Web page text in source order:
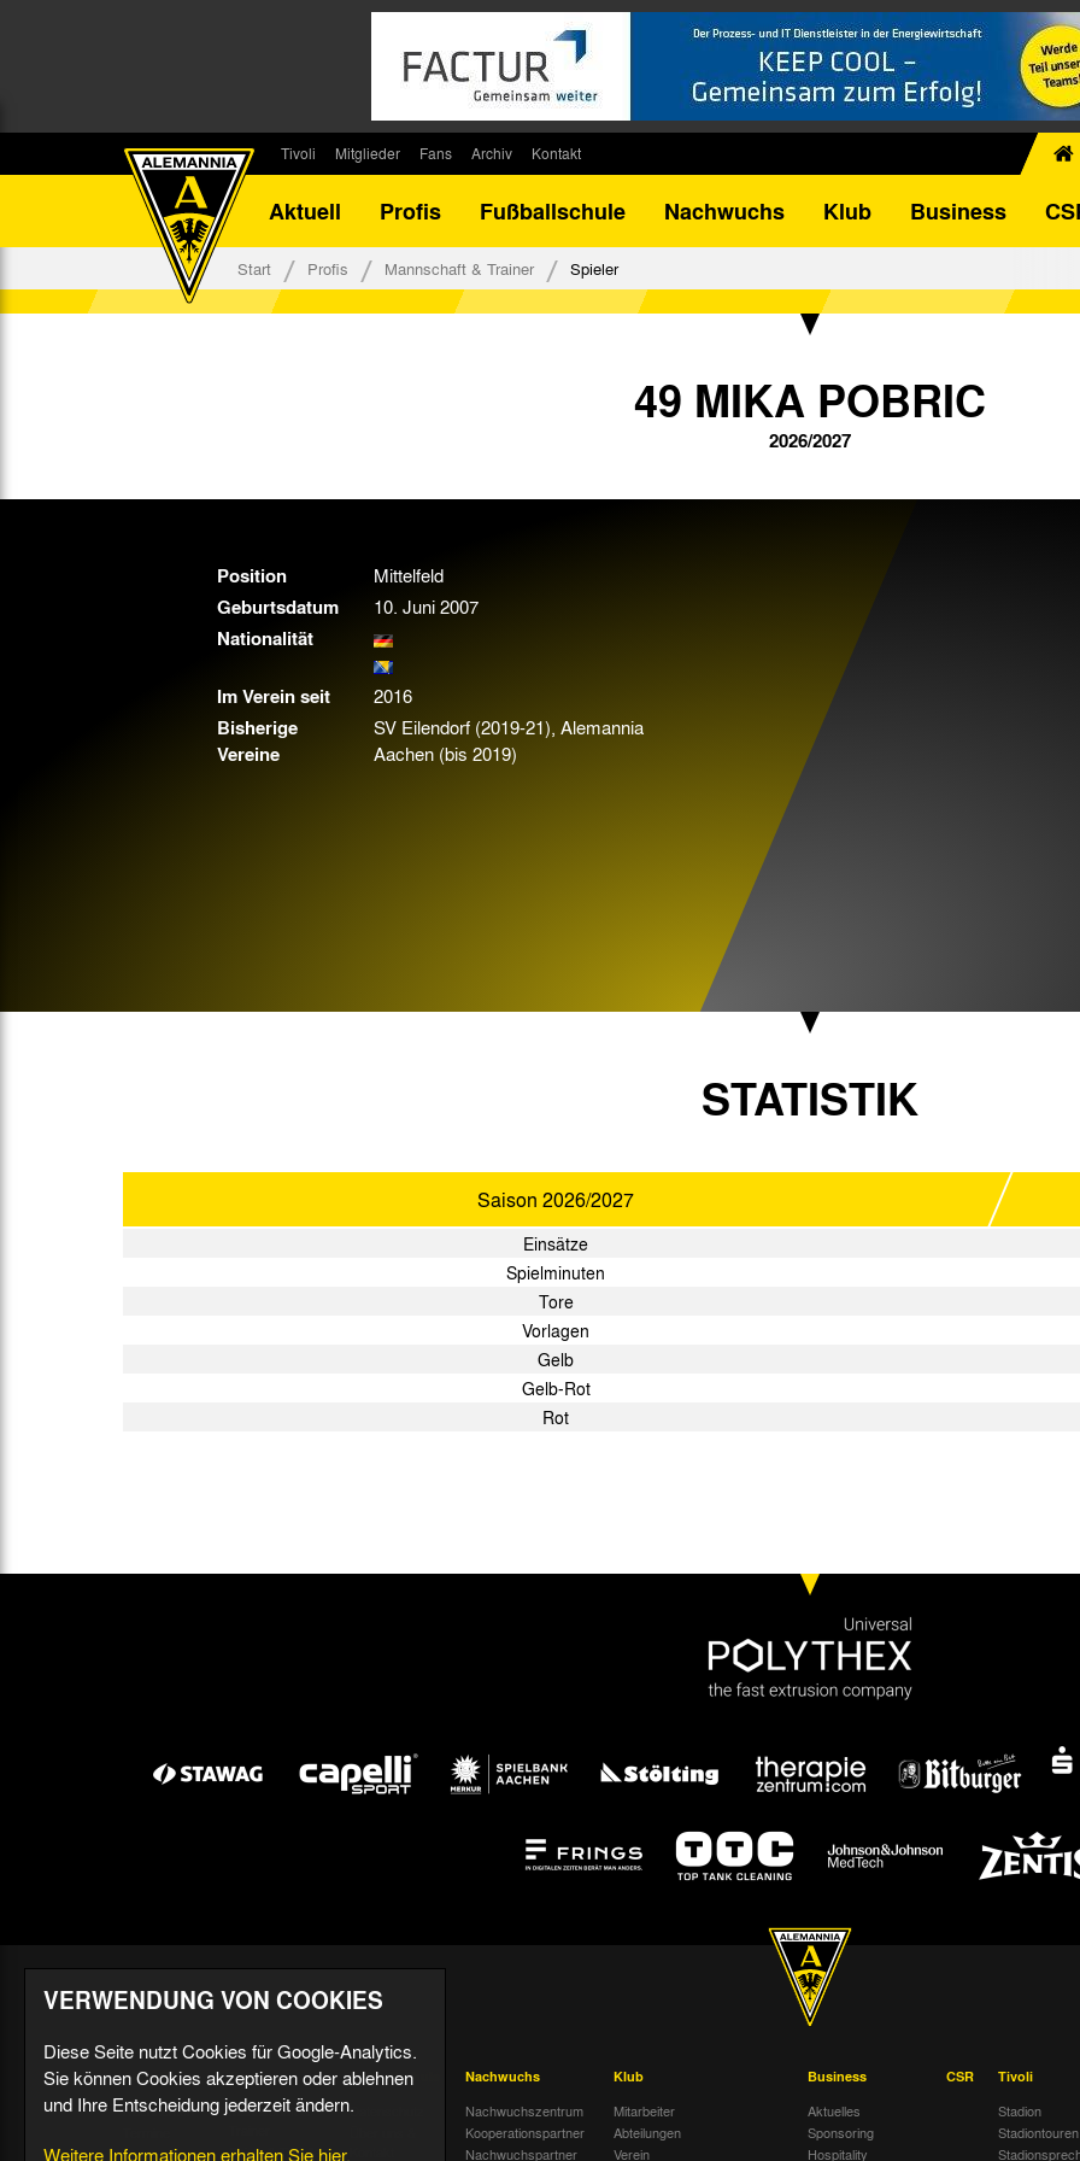
Tivoli
Stadionsprecher
Mitglieder
Kontakt
Fans
Fanbeirat
Fan-Klubs
Archiv
Bilanz DFB-Pokal
Kontakt
Aktuell
Profis Fußballschule Nachwuchs Klub Business
Start Profis Mannschaft & Trainer Spieler
49 MIKA POBRIC
2026/2027
Position
Mittelfeld
Geburtsdatum
10. Juni 2007
Nationalität
Im Verein seit
2016
Bisherige
Vereine
SV Eilendorf (2019-21), Alemannia
Aachen (bis 2019)
STATISTIK
Saison 2026/2027
Einsätze
Spielminuten
Tore
Vorlagen
Gelb
Gelb-Rot
Rot
Aktuell
Nachrichten
Tivoli Echo
Profis
Mannschaft &
Spiele & Tabelle
Fußballschule
Datenschutz
Nachwuchs
Nachwuchszentrum
Kooperationspartner
Nachwuchspartner
Klub
Mitarbeiter
Abteilungen
Verein
Business
Aktuelles
Sponsoring
Hospitality
CSR
Tivoli
Stadion
Stadiontouren
VERWENDUNG VON COOKIES
Diese Seite nutzt Cookies für Google-Analytics.
Sie können Cookies akzeptieren oder ablehnen
und Ihre Entscheidung jederzeit ändern.
Weitere Informationen erhalten Sie hier.